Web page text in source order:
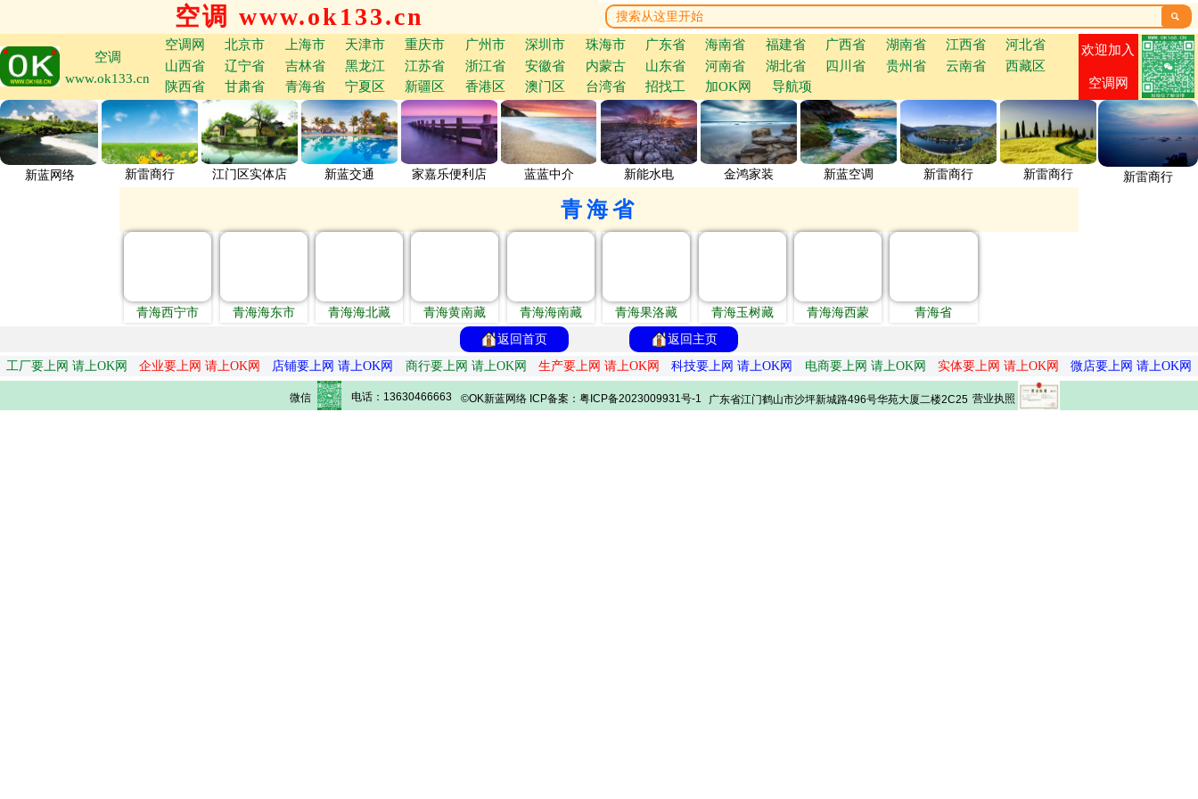
空调 www.ok133.cn 
空调
www.ok133.cn
空调网 北京市 上海市 天津市 重庆市 广州市 深圳市 珠海市 广东省 海南省 福建省 广西省 湖南省 江西省
河北省
山西省
辽宁省 吉林省 黑龙江 江苏省 浙江省 安徽省 内蒙古 山东省 河南省 湖北省 四川省 贵州省 云南省
西藏区
陕西省
甘肃省 青海省 宁夏区 新疆区 香港区 澳门区 台湾省 招找工 加OK网 导航项
欢迎加入
空调网
新蓝网络 新雷商行 江门区实体店 新蓝交通 家嘉乐便利店 蓝蓝中介 新能水电 金鸿家装 新蓝空调 新雷商行 新雷商行 新雷商行
青海省
青海西宁市 青海海东市 青海海北藏 青海黄南藏 青海海南藏 青海果洛藏 青海玉树藏 青海海西蒙
青海省
返回首页
返回主页
工厂要上网 请上OK网
企业要上网 请上OK网 店铺要上网 请上OK网 商行要上网 请上OK网 生产要上网 请上OK网 科技要上网 请上OK网 电商要上网 请上OK网 实体要上网 请上OK网 微店要上网 请上OK网
微信 电话：13630466663 ©OK新蓝网络 ICP备案：粤ICP备2023009931号-1 广东省江门鹤山市沙坪新城路496号华苑大厦二楼2C25 营业执照